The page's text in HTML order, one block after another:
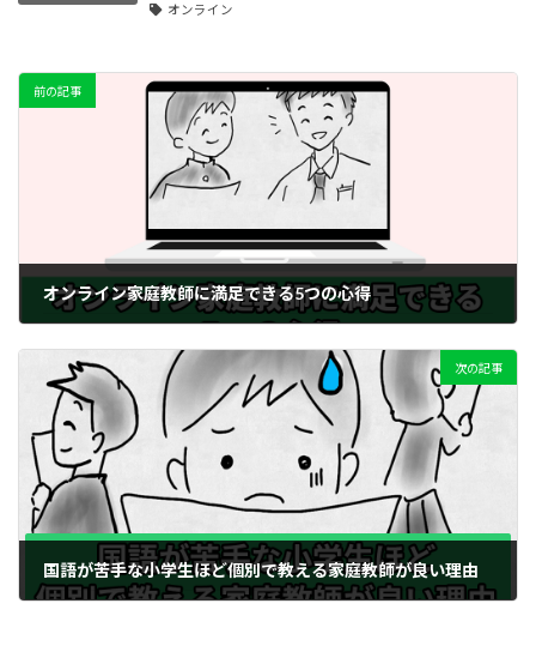
オンライン
前の記事
オンライン家庭教師に満足できる5つの心得
次の記事
国語が苦手な小学生ほど個別で教える家庭教師が良い理由